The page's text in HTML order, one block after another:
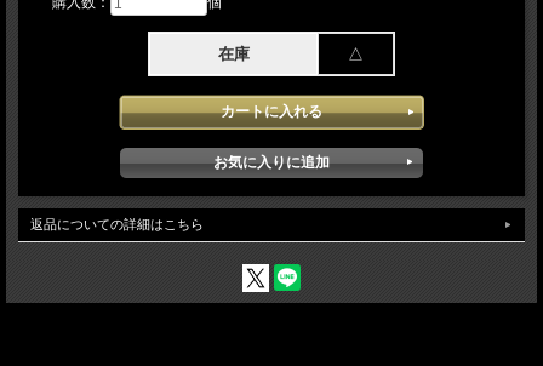
1系統のDMX信号を4系統（+1スルーアウト）に分
配するモノです。
3pin DMX信号インプット×1、スルーアウト×1
在庫 △
返品についての詳細はこちら